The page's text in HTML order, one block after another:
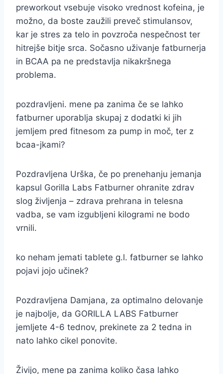
preworkout vsebuje visoko vrednost kofeina, je
možno, da boste zaužili preveč stimulansov,
kar je stres za telo in povzroča nespečnost ter
hitrejše bitje srca. Sočasno uživanje fatburnerja
in BCAA pa ne predstavlja nikakršnega
problema.
pozdravljeni. mene pa zanima če se lahko
fatburner uporablja skupaj z dodatki ki jih
jemljem pred fitnesom za pump in moč, ter z
bcaa-jkami?
Pozdravljena Urška, če po prenehanju jemanja
kapsul Gorilla Labs Fatburner ohranite zdrav
slog življenja – zdrava prehrana in telesna
vadba, se vam izgubljeni kilogrami ne bodo
vrnili.
ko neham jemati tablete g.l. fatburner se lahko
pojavi jojo učinek?
Pozdravljena Damjana, za optimalno delovanje
je najbolje, da GORILLA LABS Fatburner
jemljete 4-6 tednov, prekinete za 2 tedna in
nato lahko cikel ponovite.
Živijo, mene pa zanima koliko časa lahko